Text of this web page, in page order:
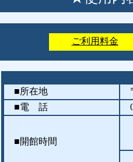
ご利用料金
■所在地
■電 話
■開館時間